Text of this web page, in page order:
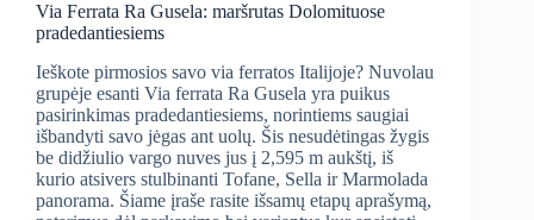
Via Ferrata Ra Gusela: maršrutas Dolomituose
pradedantiesiems
Ieškote pirmosios savo via ferratos Italijoje? Nuvolau
grupėje esanti Via ferrata Ra Gusela yra puikus
pasirinkimas pradedantiesiems, norintiems saugiai
išbandyti savo jėgas ant uolų. Šis nesudėtingas žygis
be didžiulio vargo nuves jus į 2,595 m aukštį, iš
kurio atsivers stulbinanti Tofane, Sella ir Marmolada
panorama. Šiame įraše rasite išsamų etapų aprašymą,